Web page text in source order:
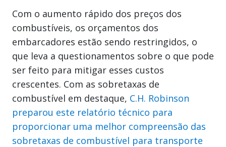
Com o aumento rápido dos preços dos
combustíveis, os orçamentos dos
embarcadores estão sendo restringidos, o
que leva a questionamentos sobre o que pode
ser feito para mitigar esses custos
crescentes. Com as sobretaxas de
combustível em destaque, C.H. Robinson
preparou este relatório técnico para
proporcionar uma melhor compreensão das
sobretaxas de combustível para transporte